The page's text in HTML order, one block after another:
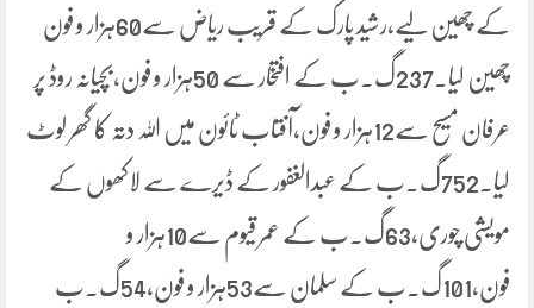
کے چھین لیے،رشید پارک کے قریب ریاض سے60ہزار و فون
چھین لیا۔237گ۔ب کے افتخار سے 50ہزار و فون،بچیانہ روڈ پر
عرفان مسیح سے12ہزار و فون،آفتاب ٹائون میں اللہ دتہ کا گھر لوٹ
لیا۔752گ۔ب کے عبدالغفور کے ڈیرے سے لاکھوں کے
مویشی چوری،63گ۔ب کے عمر قیوم سے10ہزار و
فون،101گ۔ب کے سلمان سے53ہزار و فون،54گ۔ب